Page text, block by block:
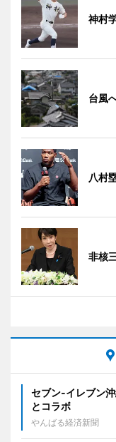
神村
台風
八村
非核
セブン‐イレブン
とコラボ
やんばる経済新聞